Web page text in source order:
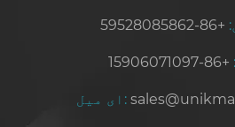
+86-59528085862
+86-15906071097
ای میل: